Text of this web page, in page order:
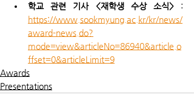
학교 관련 기사 <재학생 수상 소식>
https://www.sookmyung.ac.kr/kr/news/
award-news.do?
mode=view&articleNo=86940&article.o
ffset=0&articleLimit=9
Awards
Presentations